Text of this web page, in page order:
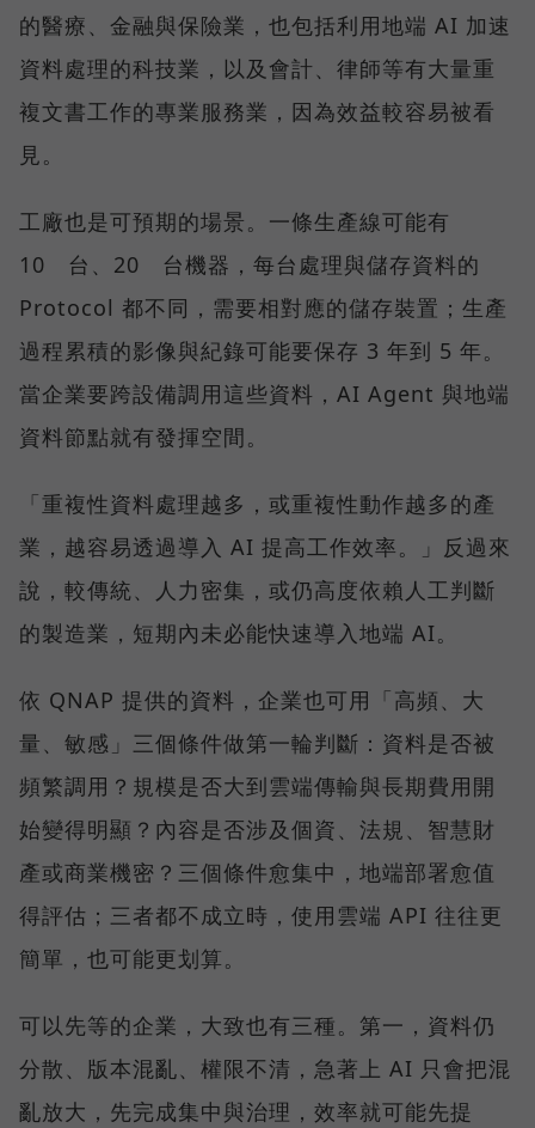
的醫療、金融與保險業，也包括利用地端 AI 加速
資料處理的科技業，以及會計、律師等有大量重
複文書工作的專業服務業，因為效益較容易被看
見。
工廠也是可預期的場景。一條生產線可能有
10 台、20 台機器，每台處理與儲存資料的
Protocol 都不同，需要相對應的儲存裝置；生產
過程累積的影像與紀錄可能要保存 3 年到 5 年。
當企業要跨設備調用這些資料，AI Agent 與地端
資料節點就有發揮空間。
「重複性資料處理越多，或重複性動作越多的產
業，越容易透過導入 AI 提高工作效率。」反過來
說，較傳統、人力密集，或仍高度依賴人工判斷
的製造業，短期內未必能快速導入地端 AI。
依 QNAP 提供的資料，企業也可用「高頻、大
量、敏感」三個條件做第一輪判斷：資料是否被
頻繁調用？規模是否大到雲端傳輸與長期費用開
始變得明顯？內容是否涉及個資、法規、智慧財
產或商業機密？三個條件愈集中，地端部署愈值
得評估；三者都不成立時，使用雲端 API 往往更
簡單，也可能更划算。
可以先等的企業，大致也有三種。第一，資料仍
分散、版本混亂、權限不清，急著上 AI 只會把混
亂放大，先完成集中與治理，效率就可能先提